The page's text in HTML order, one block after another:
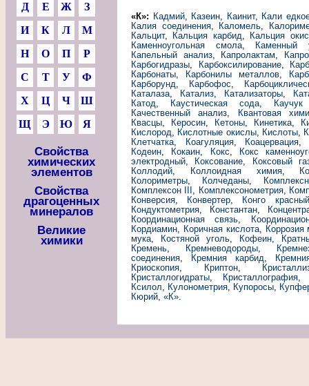
Д
Е Ж
З
И
К Л
М
Н
О П
Р
С
Т У
Ф
Х
Ц Ч
Ш
Щ
Э Ю Я
Свойства
химических
элементов
Свойства
драгоценных
минералов
Великие
химики
«К»: Кадмий, Казеин, Каинит, Кали
Калия соединения, Каломель,
Кальцит, Кальция карбид,
Кальция
Каменноугольная смола,
Каменный
Капельный анализ, Капролактам,
Карбогидразы, Карбоксилирование,
Карбонаты, Карбонилы металлов,
Карборунд, Карбофос,
Каталаза, Катализ, Катализаторы,
Катод, Каустическая сода,
Качественный анализ,
Квантовая
Квасцы, Керосин, Кетоны, Кинетика,
Кислород, Кислотные окислы, Кислоты,
Клетчатка, Коагуляция, Коацервация
Кодеин, Кокаин, Кокс,
Кокс
электродный, Коксование,
Коксовый
Коллодий, Коллоидная химия,
Колориметры, Колчеданы,
Комплексон III , Комплексонометрия,
Конверсия, Конвертер,
Конго красный
Кондуктометрия, Константан,
Координационная связь,
Кордиамин, Коричная кислота, Коррозия
мука, Костяной уголь, Кофеин,
Кремень, Кремневодороды,
соединения, Кремния карбид,
Криоскопия, Криптон,
Кристаллогидраты, Кристаллография
Ксилол, Кулонометрия, Купоросы,
Кюрий, «К».